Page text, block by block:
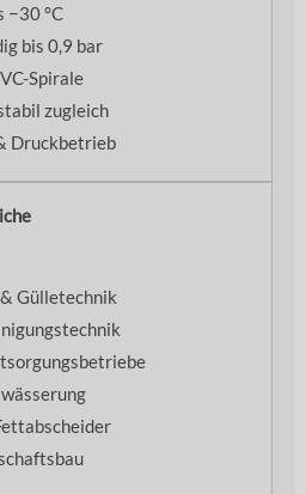
−30 °C
bis 0,9 bar
Spirale
zugleich
Druckbetrieb
Gülletechnik